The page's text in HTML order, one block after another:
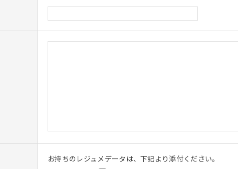
お持ちのレジュメデータは、下記より添付ください。